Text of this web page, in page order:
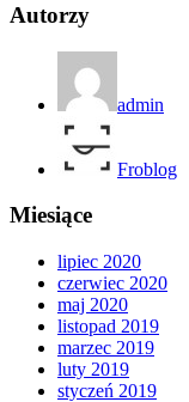
Autorzy
admin
Froblog
Miesiące
lipiec 2020
czerwiec 2020
maj 2020
listopad 2019
marzec 2019
luty 2019
styczeń 2019